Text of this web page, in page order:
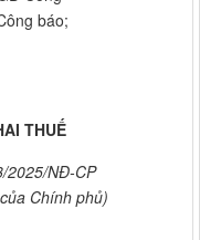
báo;
THUẾ
2025/NĐ-CP
Chính phủ)